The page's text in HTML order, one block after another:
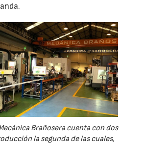
Brañosera cuenta con dos
la segunda de las cuales,